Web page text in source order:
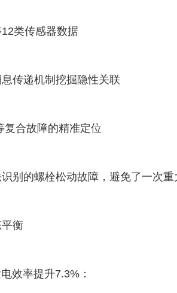
类传感器数据
传递机制挖掘隐性关联
复合故障的精准定位
别的螺栓松动故障，避免了一次重
衡
效率提升7.3%：